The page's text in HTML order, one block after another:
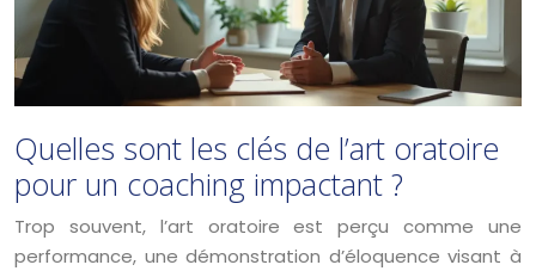
Quelles sont les clés de l’art oratoire
pour un coaching impactant ?
Trop souvent, l’art oratoire est perçu comme une
performance, une démonstration d’éloquence visant à